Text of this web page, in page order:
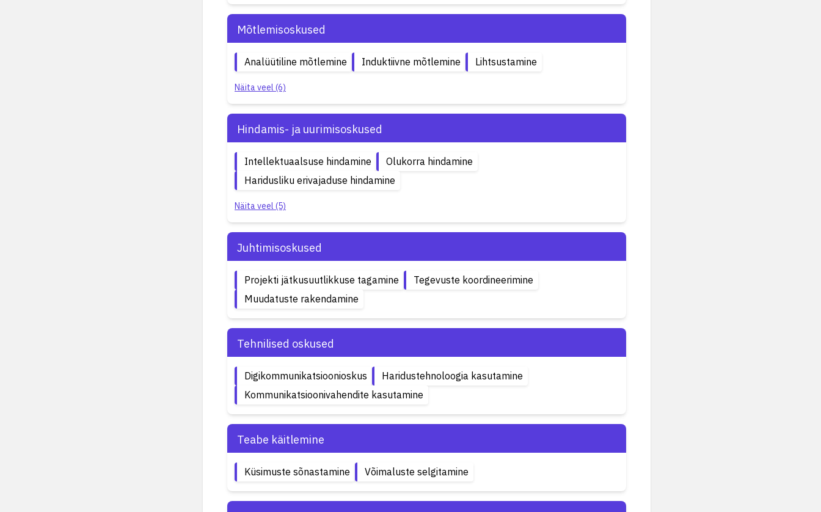
Mõtlemisoskused
Analüütiline mõtlemine Induktiivne mõtlemine Lihtsustamine
Näita veel (6)
Hindamis- ja uurimisoskused
Intellektuaalsuse hindamine
Olukorra hindamine
Haridusliku erivajaduse hindamine
Näita veel (5)
Juhtimisoskused
Projekti jätkusuutlikkuse tagamine
Tegevuste koordineerimine
Muudatuste rakendamine
Tehnilised oskused
Digikommunikatsioonioskus
Haridustehnoloogia kasutamine
Kommunikatsioonivahendite kasutamine
Teabe käitlemine
Küsimuste sõnastamine Võimaluste selgitamine